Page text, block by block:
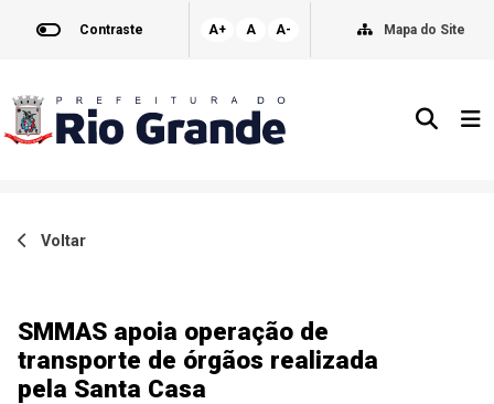
Contraste A+ A A- Mapa do Site
Voltar
SMMAS apoia operação de
transporte de órgãos realizada
pela Santa Casa